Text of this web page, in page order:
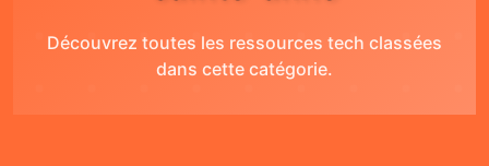
Découvrez toutes les ressources tech classées
dans cette catégorie.